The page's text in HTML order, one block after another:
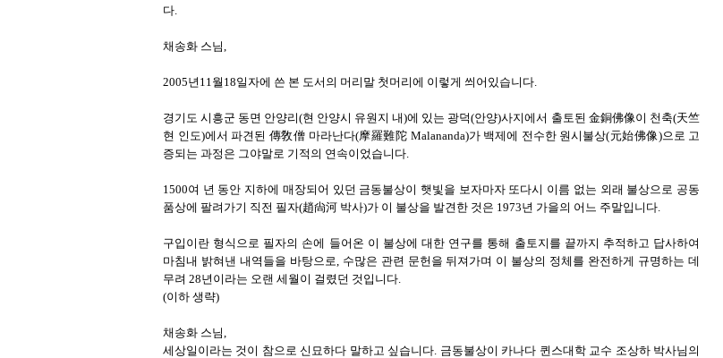
다.
채송화 스님,
2005년11월18일자에 쓴 본 도서의 머리말 첫머리에 이렇게 씌어있습니다.
경기도 시흥군 동면 안양리(현 안양시 유원지 내)에 있는 광덕(안양)사지에서 출토된 金銅佛像이 천축(天竺
현 인도)에서 파견된 傳敎僧 마라난다(摩羅難陀 Malananda)가 백제에 전수한 원시불상(元始佛像)으로 고
증되는 과정은 그야말로 기적의 연속이었습니다.
1500여 년 동안 지하에 매장되어 있던 금동불상이 햇빛을 보자마자 또다시 이름 없는 외래 불상으로 공동
품상에 팔려가기 직전 필자(趙尙河 박사)가 이 불상을 발견한 것은 1973년 가을의 어느 주말입니다.
구입이란 형식으로 필자의 손에 들어온 이 불상에 대한 연구를 통해 출토지를 끝까지 추적하고 답사하여
마침내 밝혀낸 내역들을 바탕으로, 수많은 관련 문헌을 뒤져가며 이 불상의 정체를 완전하게 규명하는 데
무려 28년이라는 오랜 세월이 걸렸던 것입니다.
(이하 생략)
채송화 스님,
세상일이라는 것이 참으로 신묘하다 말하고 싶습니다. 금동불상이 카나다 퀸스대학 교수 조상하 박사님의